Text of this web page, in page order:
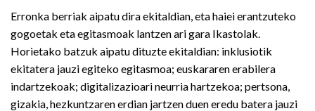
Erronka berriak aipatu dira ekitaldian, eta haiei erantzuteko
gogoetak eta egitasmoak lantzen ari gara Ikastolak.
Horietako batzuk aipatu dituzte ekitaldian: inklusiotik
ekitatera jauzi egiteko egitasmoa; euskararen erabilera
indartzekoak; digitalizazioari neurria hartzekoa; pertsona,
gizakia, hezkuntzaren erdian jartzen duen eredu batera jauzi